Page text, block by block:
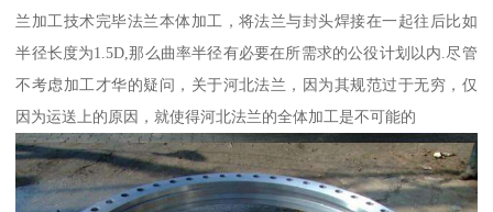
兰加工技术完毕法兰本体加工，将法兰与封头焊接在一起往后比如
半径长度为1.5D,那么曲率半径有必要在所需求的公役计划以内.尽管
不考虑加工才华的疑问，关于河北法兰，因为其规范过于无穷，仅
因为运送上的原因，就使得河北法兰的全体加工是不可能的